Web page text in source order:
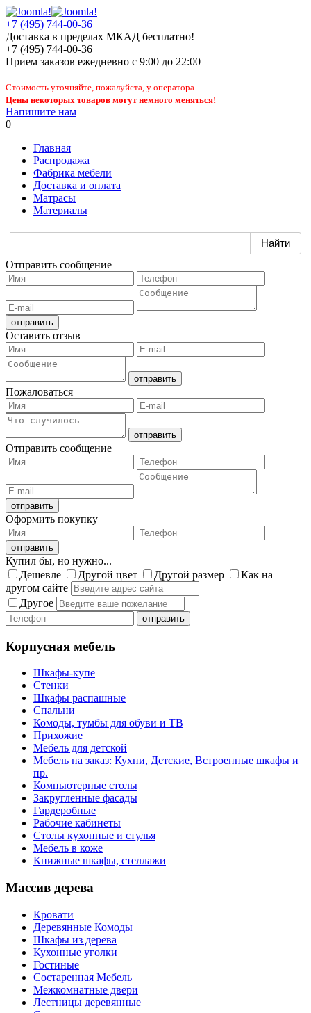
+7 (495) 744-00-36
Доставка в пределах МКАД бесплатно!
+7 (495) 744-00-36
Прием заказов ежедневно с 9:00 до 22:00
Стоимость уточняйте, пожалуйста, у оператора.
Цены некоторых товаров могут немного меняться!
Напишите нам
0
Главная
Распродажа
Фабрика мебели
Доставка и оплата
Матрасы
Материалы
Отправить сообщение
Оставить отзыв
Пожаловаться
Отправить сообщение
Оформить покупку
Купил бы, но нужно...
Дешевле
Другой цвет Другой размер
Как на
другом сайте
Другое
Корпусная мебель
Шкафы-купе
Стенки
Шкафы распашные
Спальни
Комоды, тумбы для обуви и ТВ
Прихожие
Мебель для детской
Мебель на заказ: Кухни, Детские, Встроенные шкафы и
пр.
Компьютерные столы
Закругленные фасады
Гардеробные
Рабочие кабинеты
Столы кухонные и стулья
Мебель в коже
Книжные шкафы, стеллажи
Массив дерева
Кровати
Деревянные Комоды
Шкафы из дерева
Кухонные уголки
Гостиные
Состаренная Мебель
Межкомнатные двери
Лестницы деревянные